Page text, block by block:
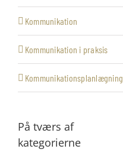
Kommunikation
Kommunikation i praksis
Kommunikationsplanlægning
På tværs af
kategorierne